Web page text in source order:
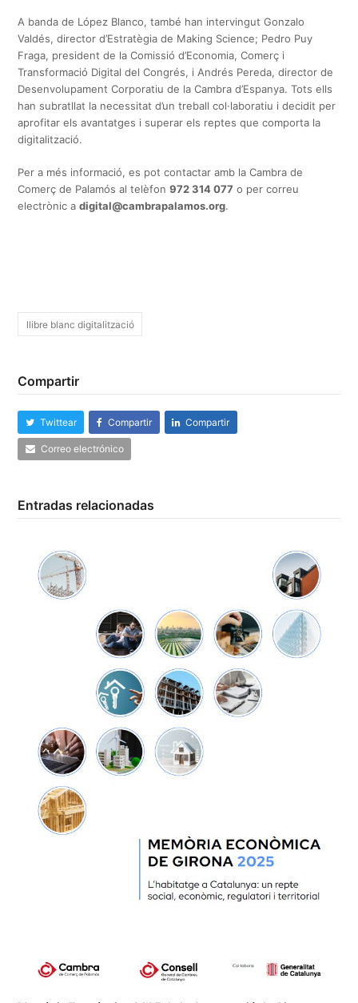
A banda de López Blanco, també han intervingut Gonzalo
Valdés, director d’Estratègia de Making Science; Pedro Puy
Fraga, president de la Comissió d’Economia, Comerç i
Transformació Digital del Congrés, i Andrés Pereda, director de
Desenvolupament Corporatiu de la Cambra d’Espanya. Tots ells
han subratllat la necessitat d’un treball col·laboratiu i decidit per
aprofitar els avantatges i superar els reptes que comporta la
digitalització.
Per a més informació, es pot contactar amb la Cambra de
Comerç de Palamós al telèfon972 314 077 o per correu
electrònic adigital@cambrapalamos.org.
llibre blanc digitalització
Compartir
Twittear Compartir Compartir
Correo electrónico
Entradas relacionadas